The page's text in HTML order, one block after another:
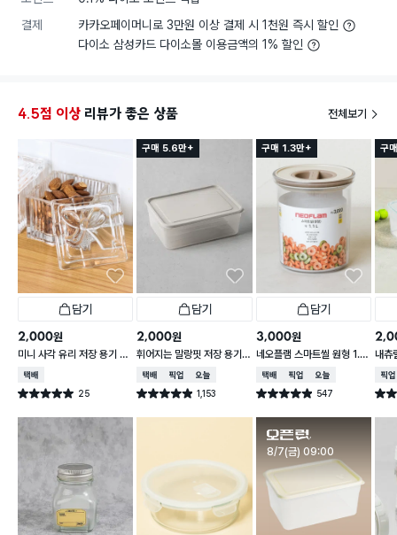
결제
카카오페이머니로 3만원 이상 결제 시 1천원 즉시 할인
다이소 삼성카드 다이소몰 이용금액의 1% 할인
4.5점 이상 리뷰가 좋은 상품 전체보기
담기
2,000원
미니 사각 유리 저장 용기 13
0 ml
택배배송
별점 5.0점 25
건 작성
구매 5.6만+
담기
2,000원
휘어지는 말랑핏 저장 용기
2 L 그레이
택배배송매장픽업오늘배송
별점 4.9점 1,153
건 작성
구매 1.3만+
담기
3,000원
네오플램 스마트씰 원형 1.1
택배배송매장픽업오늘배송
별점 4.9점 547
건 작성
구
내츄
매장
별점
판매시작
8/7(금) 09:00